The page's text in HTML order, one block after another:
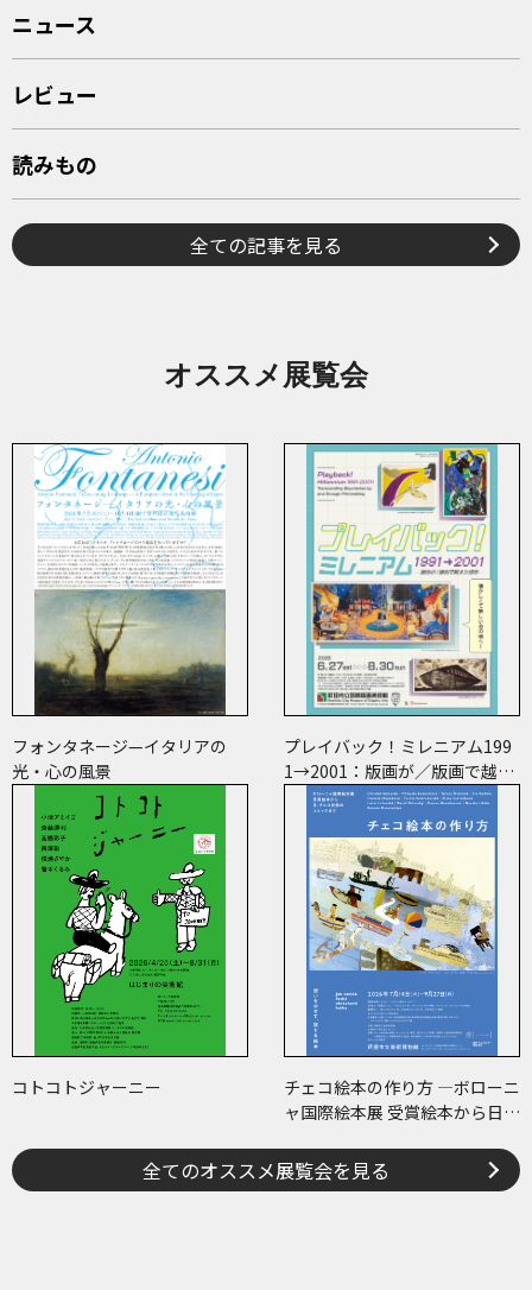
ニュース
レビュー
読みもの
全ての記事を見る
オススメ展覧会
フォンタネージ—イタリアの
光・心の風景
プレイバック！ミレニアム199
1→2001：版画が／版画で越え
た境界
コトコトジャーニー
チェコ絵本の作り方 ―ボローニ
ャ国際絵本展 受賞絵本から日･
全てのオススメ展覧会を見る